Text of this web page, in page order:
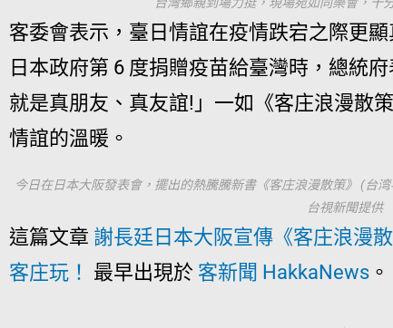
客委會表示，臺日情誼在疫情跌宕之際更
日本政府第 6 度捐贈疫苗給臺灣時，總統
就是真朋友、真友誼!」一如《客庄浪漫散
情誼的溫暖。
今日在日本大阪發表會，擺出的熱騰騰新書《客庄浪漫散策》 (台
台視新聞提供
這篇文章 謝長廷日本大阪宣傳《客庄浪漫
客庄玩！ 最早出現於 客新聞 HakkaNews 。